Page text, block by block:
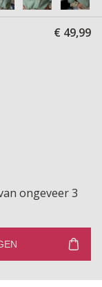
€ 49,99
ongeveer 3